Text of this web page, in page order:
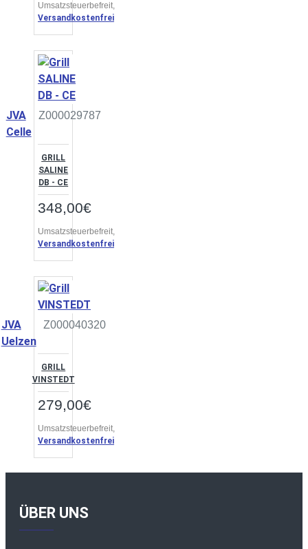
Umsatzsteuerbefreit,
Versandkostenfrei
JVA
Celle
Z000029787
GRILL
SALINE
DB - CE
348,00€
Umsatzsteuerbefreit,
Versandkostenfrei
JVA
Uelzen
Z000040320
GRILL
VINSTEDT
279,00€
Umsatzsteuerbefreit,
Versandkostenfrei
ÜBER UNS